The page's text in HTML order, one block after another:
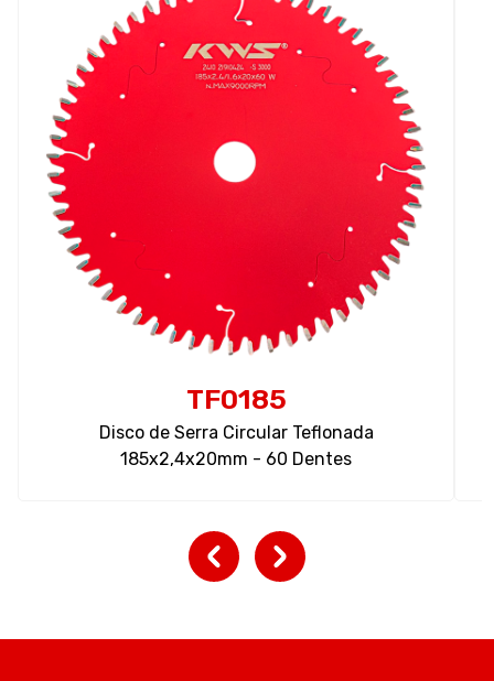
TF0185
Disco de Serra Circular Teflonada
185x2,4x20mm - 60 Dentes